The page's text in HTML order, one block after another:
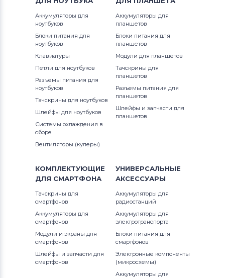
Вентиляторы (кулеры)Apple
Вентиляторы (кулеры)LG
Вентиляторы (кулеры)Samsung
Вентиляторы (кулеры)
Вентиляторы (кулеры) Clevo
Вентиляторы (кулеры)
Вентиляторы (кулеры)
Вентиляторы (кулеры)Haier
Вентиляторы (кулеры)KFTYR
Вентиляторы (кулеры)NEC
Вентиляторы (кулеры) iRu
Вентиляторы (кулеры)
Аккумуляторы для
ноутбуков
Блоки питания для
ноутбуков
Клавиатуры
Петли для ноутбуков
Разъемы питания для
ноутбуков
Тачскрины для ноутбуков
Шлейфы для ноутбуков
Системы охлаждения в
сборе
Вентиляторы (кулеры)
Аккумуляторы для
планшетов
Блоки питания для
планшетов
Модули для планшетов
Тачскрины для
планшетов
Разъемы питания для
планшетов
Шлейфы и запчасти для
планшетов
КОМПЛЕКТУЮЩИЕ
ДЛЯ СМАРТФОНА
Тачскрины для
смартфонов
Аккумуляторы для
смартфонов
Модули и экраны для
смартфонов
Шлейфы и запчасти для
смартфонов
УНИВЕРСАЛЬНЫЕ
АКСЕССУАРЫ
Аккумуляторы для
радиостанций
Аккумуляторы для
электротранспорта
Блоки питания для
смартфонов
Электронные компоненты
(микросхемы)
Аккумуляторы для